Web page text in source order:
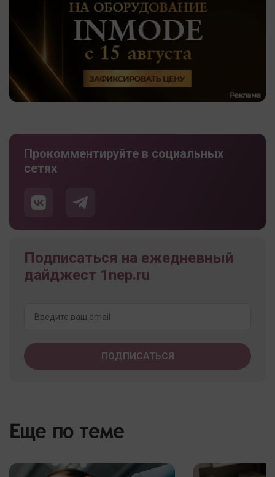
Прокомментируйте в социальных
сетях
Подписаться на ежедневный
дайджест 1nep.ru
Еще по теме